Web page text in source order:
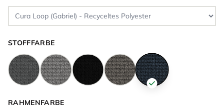
STOFFFARBE
RAHMENFARBE